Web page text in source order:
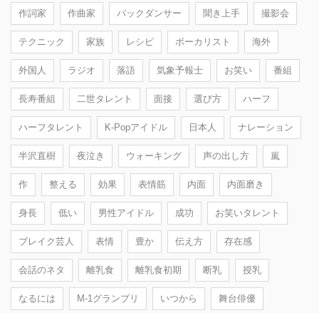
作詞家 作曲家 バックダンサー 聞き上手 撮影会
テクニック 家族 レシピ ボーカリスト 海外
外国人 ラジオ 落語 気象予報士 お笑い 番組
長寿番組 二世タレント 面接 選び方 ハーフ
ハーフタレント K-Popアイドル 日本人 ナレーション
半沢直樹 夜泣き ウォーキング 声の出し方 嵐
作 整える 効果 表情筋 内面 内面磨き
身長 低い 男性アイドル 成功 お笑いタレント
ブレイク芸人 表情 豊か 伝え方 存在感
会話のネタ 離乳食 離乳食初期 断乳 授乳
なるには M-1グランプリ いつから 舞台俳優